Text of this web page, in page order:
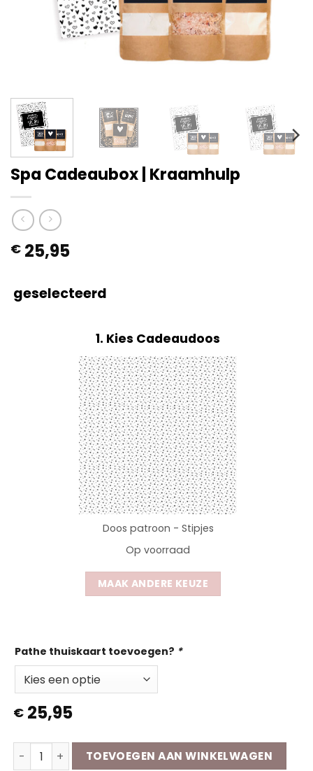
Spa Cadeaubox | Kraamhulp
€ 25,95
geselecteerd
1 Kies Cadeaudoos
Doos patroon - Stipjes
Op voorraad
MAAK ANDERE KEUZE
Pathe thuiskaart toevoegen? *
€ 25,95
Spa Cadeaubox | Kraamhulp aantal
TOEVOEGEN AAN WINKELWAGEN